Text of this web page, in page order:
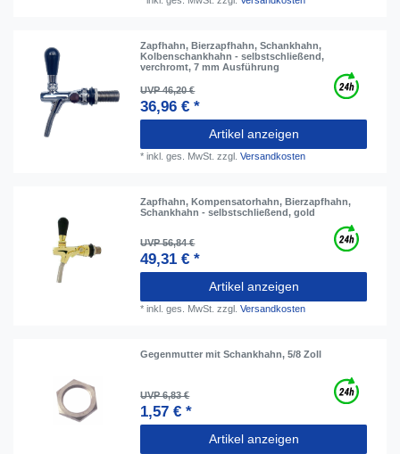
Zapfhahn, Bierzapfhahn, Schankhahn,
Kolbenschankhahn - selbstschließend,
verchromt, 7 mm Ausführung
UVP 46,20 €
36,96 € *
Artikel anzeigen
*inkl. ges. MwSt. zzgl.Versandkosten
Zapfhahn, Kompensatorhahn, Bierzapfhahn,
Schankhahn - selbstschließend, gold
UVP 56,84 €
49,31 € *
Artikel anzeigen
*inkl. ges. MwSt. zzgl.Versandkosten
Gegenmutter mit Schankhahn, 5/8 Zoll
UVP 6,83 €
1,57 € *
Artikel anzeigen